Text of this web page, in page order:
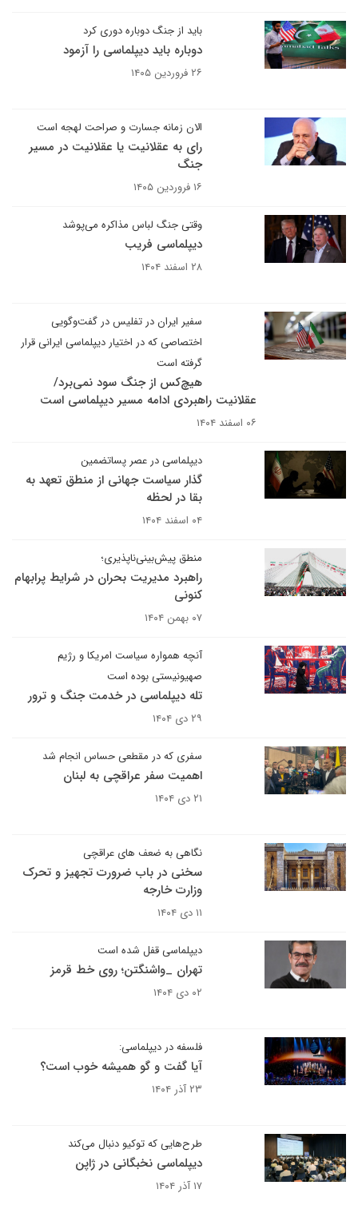
باید از جنگ دوباره دوری کرد
دوباره باید دیپلماسی را آزمود
۲۶ فروردین ۱۴۰۵
الان زمانه جسارت و صراحت لهجه است
رای به عقلانیت یا عقلانیت در مسیر
جنگ
۱۶ فروردین ۱۴۰۵
وقتی جنگ لباس مذاکره می‌پوشد
دیپلماسی فریب
۲۸ اسفند ۱۴۰۴
سفیر ایران در تفلیس در گفت‌وگویی
اختصاصی که در اختیار دیپلماسی ایرانی قرار
گرفته است
هیچ‌کس از جنگ سود نمی‌برد/
عقلانیت راهبردی ادامه مسیر دیپلماسی است
۰۶ اسفند ۱۴۰۴
دیپلماسی در عصر پسا‏تضمین
گذار سیاست جهانی از منطق تعهد به
بقا در لحظه
۰۴ اسفند ۱۴۰۴
منطق پیش‌بینی‌ناپذیری؛
راهبرد مدیریت بحران در شرایط پرابهام
کنونی
۰۷ بهمن ۱۴۰۴
آنچه همواره سیاست امریکا و رژیم
صهیونیستی بوده است
تله دیپلماسی در خدمت جنگ و ترور
۲۹ دی ۱۴۰۴
سفری که در مقطعی حساس انجام شد
اهمیت سفر عراقچی به لبنان
۲۱ دی ۱۴۰۴
نگاهی به ضعف های عراقچی
سخنی در باب ضرورت تجهیز و تحرک
وزارت خارجه
۱۱ دی ۱۴۰۴
دیپلماسی قفل شده است
تهران _واشنگتن؛ روی خط قرمز
۰۲ دی ۱۴۰۴
فلسفه در دیپلماسی:
آیا گفت و گو همیشه خوب است؟
۲۳ آذر ۱۴۰۴
طرح‌هایی که توکیو دنبال می‌کند
دیپلماسی نخبگانی در ژاپن
۱۷ آذر ۱۴۰۴